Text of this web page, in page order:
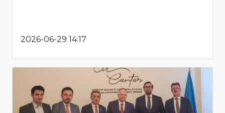
2026-06-29 14:17